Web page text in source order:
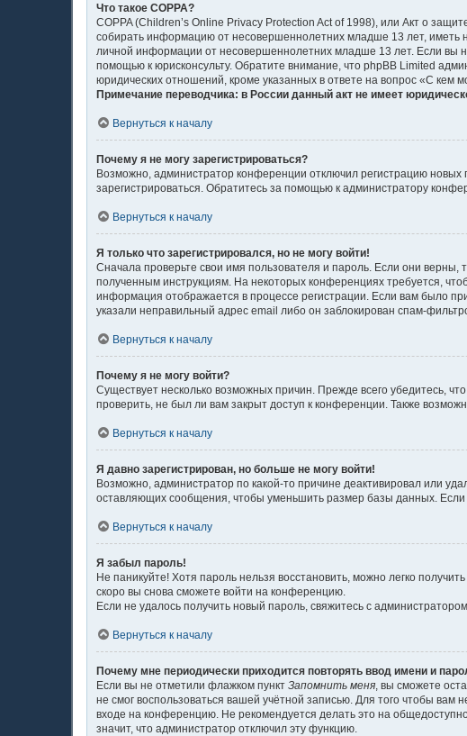
Что такое COPPA?
COPPA (Children’s Online Privacy Protection Act of 1998), или Акт о
собирать информацию от несовершеннолетних младше 13 лет, иметь
личной информации от несовершеннолетних младше 13 лет. Если вы
помощью к юрисконсульту. Обратите внимание, что phpBB Limited
юридических отношений, кроме указанных в ответе на вопрос «С кем
Примечание переводчика: в России данный акт не имеет
Вернуться к началу
Почему я не могу зарегистрироваться?
Возможно, администратор конференции отключил регистрацию
зарегистрироваться. Обратитесь за помощью к администратору
Вернуться к началу
Я только что зарегистрировался, но не могу войти!
Сначала проверьте свои имя пользователя и пароль. Если они верны,
полученным инструкциям. На некоторых конференциях требуется,
информация отображается в процессе регистрации. Если вам было
указали неправильный адрес email либо он заблокирован спам-
Вернуться к началу
Почему я не могу войти?
Существует несколько возможных причин. Прежде всего убедитесь,
проверить, не был ли вам закрыт доступ к конференции. Также
Вернуться к началу
Я давно зарегистрирован, но больше не могу войти!
Возможно, администратор по какой-то причине деактивировал или
оставляющих сообщения, чтобы уменьшить размер базы данных. Если
Вернуться к началу
Я забыл пароль!
Не паникуйте! Хотя пароль нельзя восстановить, можно легко
скоро вы снова сможете войти на конференцию.
Если не удалось получить новый пароль, свяжитесь с
Вернуться к началу
Почему мне периодически приходится повторять ввод имени и
Если вы не отметили флажком пункт Запомнить меня , вы сможете
не смог воспользоваться вашей учётной записью. Для того чтобы
входе на конференцию. Не рекомендуется делать это на
значит, что администратор отключил эту функцию.